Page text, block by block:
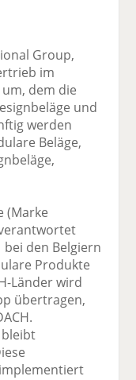
Group,
im
dem die
und
werden
Beläge,
(Marke
bei den Belgiern
Produkte
Länder wird
übertragen,